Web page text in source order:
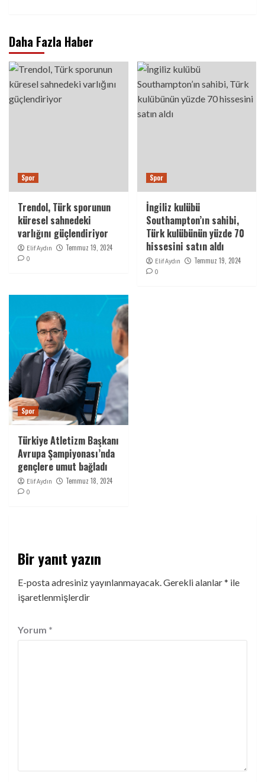
Daha Fazla Haber
Spor
Trendol, Türk sporunun
küresel sahnedeki
varlığını güçlendiriyor
Elif Aydın Temmuz 19, 2024
0
Spor
İngiliz kulübü
Southampton’ın sahibi,
Türk kulübünün yüzde 70
hissesini satın aldı
Elif Aydın Temmuz 19, 2024
0
Spor
Türkiye Atletizm Başkanı
Avrupa Şampiyonası’nda
gençlere umut bağladı
Elif Aydın Temmuz 18, 2024
0
Bir yanıt yazın
E-posta adresiniz yayınlanmayacak.Gerekli alanlar* ile
işaretlenmişlerdir
Yorum *